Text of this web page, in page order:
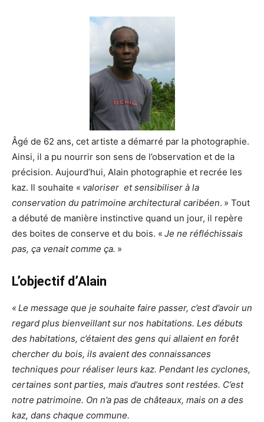
Âgé de 62 ans, cet artiste a démarré par la photographie.
Ainsi, il a pu nourrir son sens de l’observation et de la
précision. Aujourd’hui, Alain photographie et recrée les
kaz. Il souhaite « valoriser et sensibiliser à la
conservation du patrimoine architectural caribéen. » Tout
a débuté de manière instinctive quand un jour, il repère
des boites de conserve et du bois. « Je ne réfléchissais
pas, ça venait comme ça. »
L’objectif d’Alain
«Le message que je souhaite faire passer, c’est d’avoir un
regard plus bienveillant sur nos habitations. Les débuts
des habitations, c’étaient des gens qui allaient en forêt
chercher du bois, ils avaient des connaissances
techniques pour réaliser leurs kaz. Pendant les cyclones,
certaines sont parties, mais d’autres sont restées. C’est
notre patrimoine. On n’a pas de châteaux, mais on a des
kaz, dans chaque commune.